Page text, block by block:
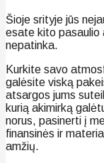
Šioje srityje jūs
esate kito pasaulio
nepatinka.
Kurkite savo
galėsite viską
atsargos jums
kurią akimirką
norus, pasinerti į
finansinės ir
amžių.